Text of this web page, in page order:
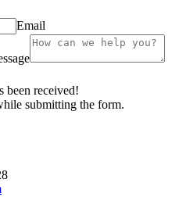
Email
been received!
submitting the form.